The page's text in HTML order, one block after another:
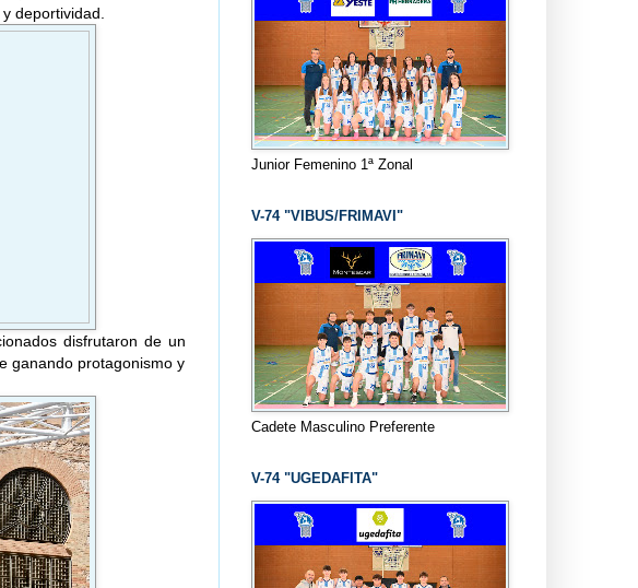
deportividad.
disfrutaron de un
ganando protagonismo y
Junior Femenino 1ª Zonal
V-74 "VIBUS/FRIMAVI"
Cadete Masculino Preferente
V-74 "UGEDAFITA"